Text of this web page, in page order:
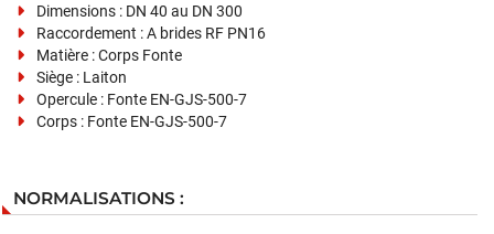
Dimensions : DN 40 au DN 300
Raccordement : A brides RF PN16
Matière : Corps Fonte
Siège : Laiton
Opercule : Fonte EN-GJS-500-7
Corps : Fonte EN-GJS-500-7
NORMALISATIONS :